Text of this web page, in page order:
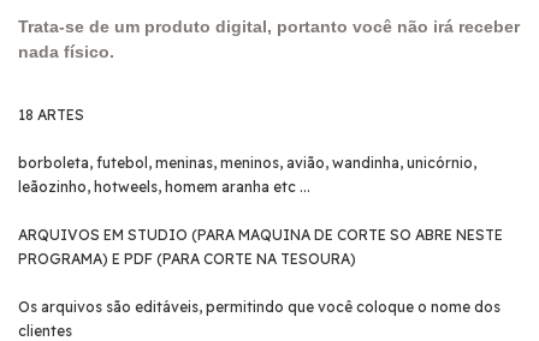
Trata-se de um produto digital, portanto você não irá receber
nada físico.
18 ARTES
borboleta, futebol, meninas, meninos, avião, wandinha, unicórnio,
leãozinho, hotweels, homem aranha etc ...
ARQUIVOS EM STUDIO (PARA MAQUINA DE CORTE SO ABRE NESTE
PROGRAMA) E PDF (PARA CORTE NA TESOURA)
Os arquivos são editáveis, permitindo que você coloque o nome dos
clientes